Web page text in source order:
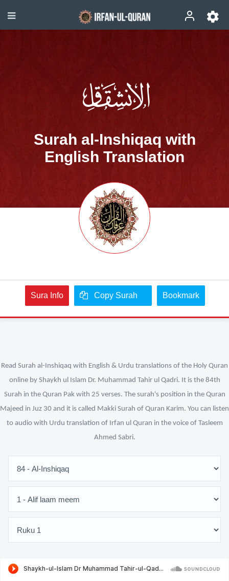
Surah al-Inshiqaq with
English Translation
Sura Info Copy Surah Bookmark
Read Surah al-Inshiqaq with English & Urdu translations of the Holy Quran
online by Shaykh ul Islam Dr. Muhammad Tahir ul Qadri. It is the 84th
Surah in the Quran Pak with 25 verses. The surah's position in the Quran
Majeed in Juz 30 and it is called Makki Surah of Quran Karim. You can listen
to audio with Urdu translation of Irfan ul Quran in the voice of Tasleem
Ahmed Sabri.